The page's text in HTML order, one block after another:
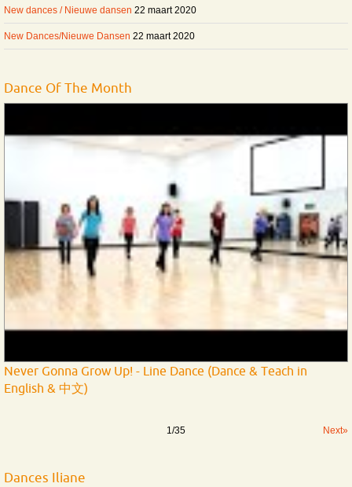
New dances / Nieuwe dansen 22 maart 2020
New Dances/Nieuwe Dansen 22 maart 2020
Dance Of The Month
Never Gonna Grow Up! - Line Dance (Dance & Teach in
English & 中文)
1/35 Next»
Dances Iliane